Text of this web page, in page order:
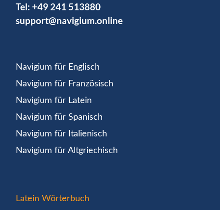
Tel: +49 241 513880
support@navigium.online
Navigium für Englisch
Navigium für Französisch
Navigium für Latein
Navigium für Spanisch
Navigium für Italienisch
Navigium für Altgriechisch
Latein Wörterbuch